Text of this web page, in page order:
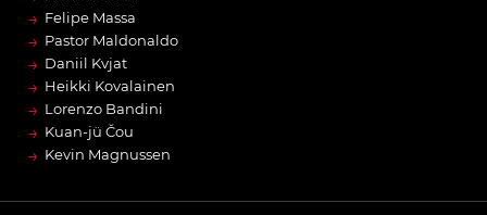
→ Felipe Massa
→ Pastor Maldonaldo
→ Daniil Kvjat
→ Heikki Kovalainen
→ Lorenzo Bandini
→ Kuan-jü Čou
→ Kevin Magnussen